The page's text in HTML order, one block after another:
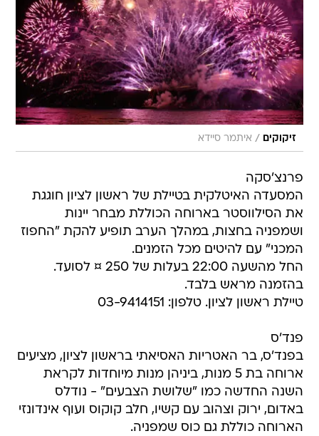
זיקוקים / איתמר סיידא
פרנצ'סקה
המסעדה האיטלקית בטיילת של ראשון לציון חוגגת
את הסילווסטר בארוחה הכוללת מבחר יינות
ושמפניה בחצות, במהלך הערב תופיע להקת "החפוז
המכני" עם להיטים מכל הזמנים.
החל מהשעה 22:00 בעלות של 250 ¤ לסועד.
בהזמנה מראש בלבד.
טיילת ראשון לציון. טלפון: 03-9414151
פנד'ס
בפנד'ס, בר האטריות האסיאתי בראשון לציון, מציעים
ארוחה בת 5 מנות, ביניהן מנות מיוחדות לקראת
השנה החדשה כמו "שלושת הצבעים" - נודלס
באדום, ירוק וצהוב עם קשיו, חלב קוקוס ועוף אינדונזי
הארוחה כוללת גם כוס שמפניה.